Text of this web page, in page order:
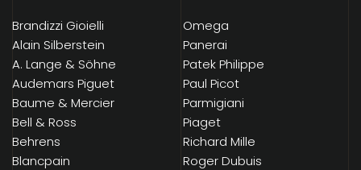
Brandizzi Gioielli
Alain Silberstein
A. Lange & Söhne
Audemars Piguet
Baume & Mercier
Bell & Ross
Behrens
Blancpain
Omega
Panerai
Patek Philippe
Paul Picot
Parmigiani
Piaget
Richard Mille
Roger Dubuis